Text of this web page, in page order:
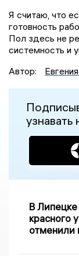
Я считаю, что
готовность
Пол здесь не
системность и
Автор:
узнавать
В
красного
отменили